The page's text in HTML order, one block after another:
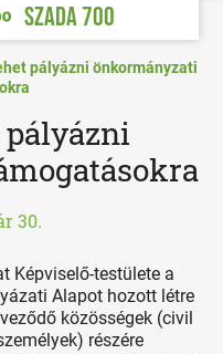
SZADA 700
pályázni önkormányzati
30.
Képviselő-testülete a
Alapot hozott létre
közösségek (civil
részére